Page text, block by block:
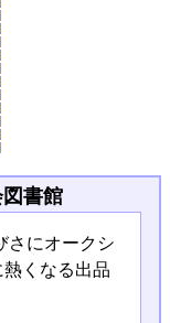
|
|
|
|
|
|
|
|
|
|
|
書館
さにオークシ
熱くなる出品